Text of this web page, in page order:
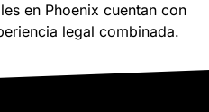
en Phoenix cuentan con
legal combinada.